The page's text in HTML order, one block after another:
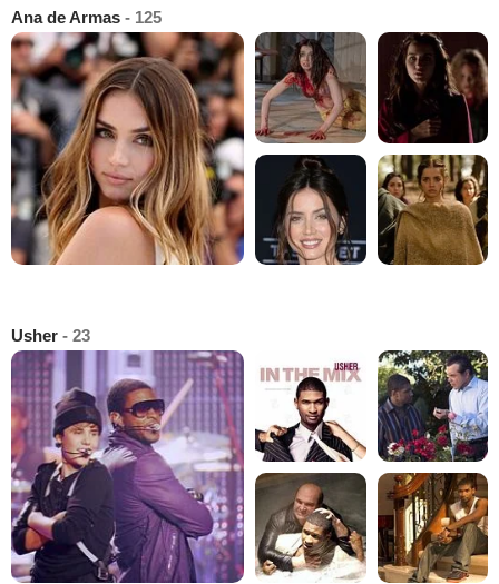
Ana de Armas - 125
Usher - 23